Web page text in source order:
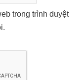
trong trình duyệt